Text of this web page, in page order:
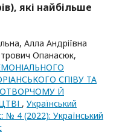
які найбільше
Алла Андріївна
Опанасюк,
СПІВУ ТА
Й
, Український
№ 4 (2022): Український